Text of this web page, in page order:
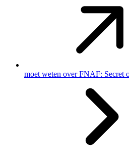
moet weten over FNAF: Secret